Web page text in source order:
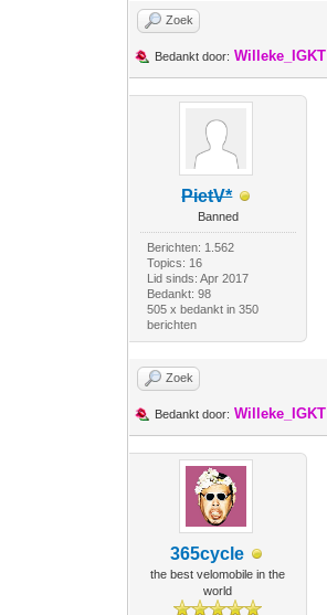
Zoek
Bedankt door: Willeke_IGKT
PietV*
Banned
Berichten: 1.562
Topics: 16
Lid sinds: Apr 2017
Bedankt: 98
505 x bedankt in 350
berichten
Zoek
Bedankt door: Willeke_IGKT
365cycle
the best velomobile in the
world